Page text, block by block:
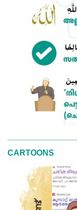
CARTOONS